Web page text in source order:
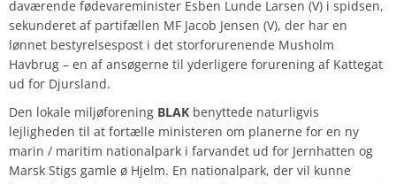
daværende fødevareminister Esben Lunde Larsen (V) i spidsen,
sekunderet af partifællen MF Jacob Jensen (V), der har en
lønnet bestyrelsespost i det storforurenende Musholm
Havbrug – en af ansøgerne til yderligere forurening af Kattegat
ud for Djursland.
Den lokale miljøforening BLAK benyttede naturligvis
lejligheden til at fortælle ministeren om planerne for en ny
marin / maritim nationalpark i farvandet ud for Jernhatten og
Marsk Stigs gamle ø Hjelm. En nationalpark, der vil kunne